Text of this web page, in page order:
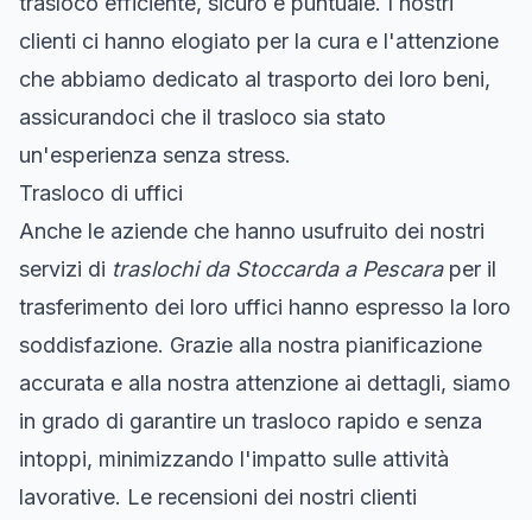
clienti ci hanno elogiato per la cura e l'attenzione
che abbiamo dedicato al trasporto dei loro beni,
assicurandoci che il trasloco sia stato
un'esperienza senza stress.
Trasloco di uffici
Anche le aziende che hanno usufruito dei nostri
servizi di traslochi da Stoccarda a Pescaraper il
trasferimento dei loro uffici hanno espresso la loro
soddisfazione. Grazie alla nostra pianificazione
accurata e alla nostra attenzione ai dettagli, siamo
in grado di garantire un trasloco rapido e senza
intoppi, minimizzando l'impatto sulle attività
lavorative. Le recensioni dei nostri clienti